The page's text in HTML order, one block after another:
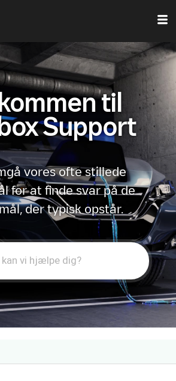
til
Support
vores ofte stillede
for at finde svar på de
der typisk opstår.